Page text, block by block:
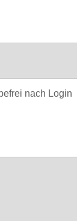
nach Login